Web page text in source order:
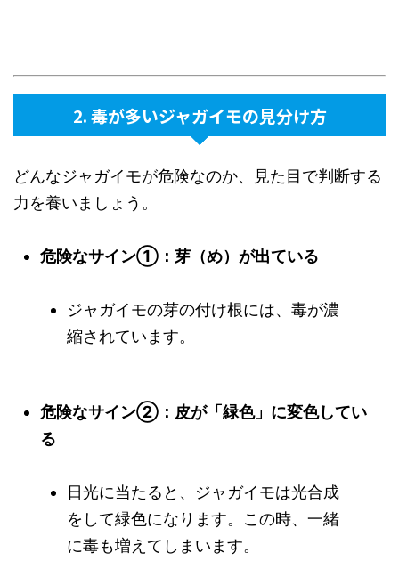
2. 毒が多いジャガイモの見分け方
どんなジャガイモが危険なのか、見た目で判断する
力を養いましょう。
危険なサイン①：芽（め）が出ている
ジャガイモの芽の付け根には、毒が濃
縮されています。
危険なサイン②：皮が「緑色」に変色してい
る
日光に当たると、ジャガイモは光合成
をして緑色になります。この時、一緒
に毒も増えてしまいます。